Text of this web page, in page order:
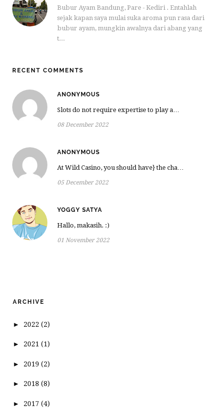
Bubur Ayam Bandung, Pare - Kediri . Entahlah
sejak kapan saya mulai suka aroma pun rasa dari
bubur ayam, mungkin awalnya dari abang yang
t...
RECENT COMMENTS
ANONYMOUS
Slots do not require expertise to play a…
08 December 2022
ANONYMOUS
At Wild Casino, you should have} the cha…
05 December 2022
YOGGY SATYA
Hallo, makasih. :)
01 November 2022
ARCHIVE
► 2022(2)
► 2021(1)
► 2019(2)
► 2018(8)
► 2017(4)